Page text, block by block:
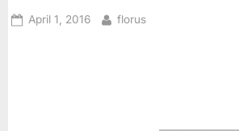
Posted
April 1, 2016 By
florus